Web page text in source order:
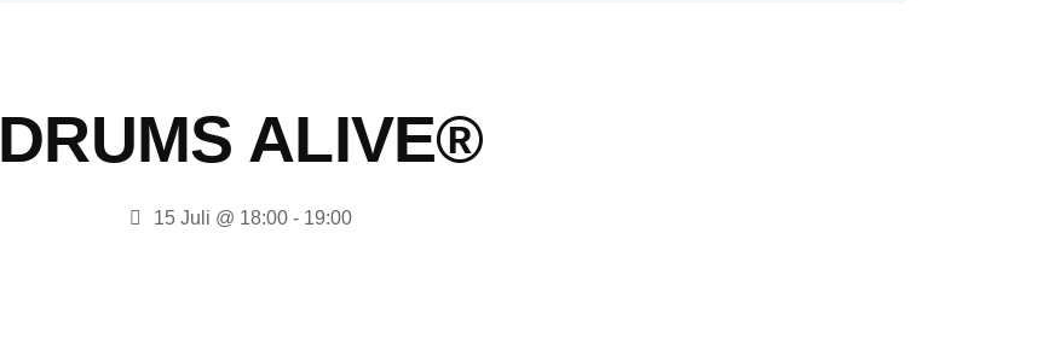
DRUMS ALIVE®
15 Juli @ 18:00 - 19:00